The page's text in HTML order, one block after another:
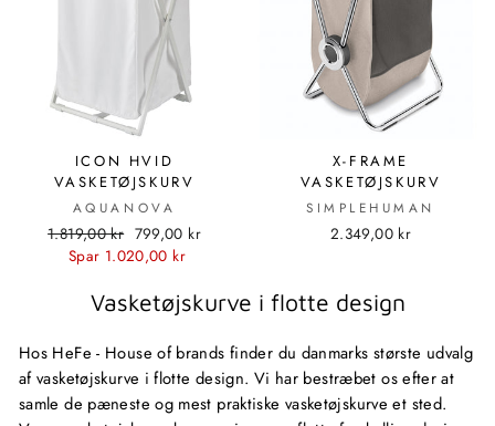
ICON HVID
VASKETØJSKURV
AQUANOVA
Standardpris
1.819,00 kr Udsalgspris
799,00 kr
Spar 1.020,00 kr
X-FRAME
VASKETØJSKURV
SIMPLEHUMAN
2.349,00 kr
Vasketøjskurve i flotte design
Hos HeFe - House of brands finder du danmarks største udvalg
af vasketøjskurve i flotte design. Vi har bestræbet os efter at
samle de pæneste og mest praktiske vasketøjskurve et sted.